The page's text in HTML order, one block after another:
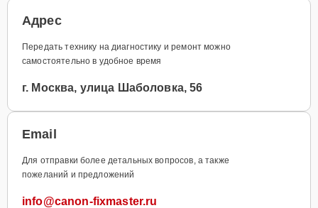
Адрес
Передать технику на диагностику и ремонт можно
самостоятельно в удобное время
г. Москва, улица Шаболовка, 56
Email
Для отправки более детальных вопросов, а также
пожеланий и предложений
info@canon-fixmaster.ru